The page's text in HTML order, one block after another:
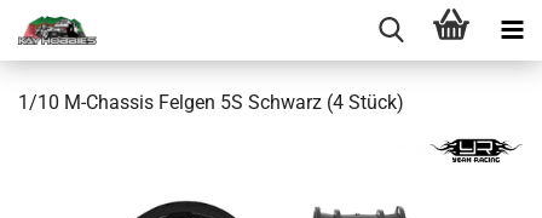
1/10 M-Chassis Felgen 5S Schwarz (4 Stück)